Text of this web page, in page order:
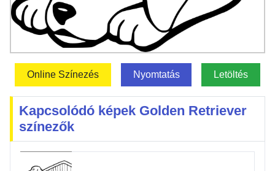
Online Színezés Nyomtatás Letöltés
Kapcsolódó képek Golden Retriever
színezők